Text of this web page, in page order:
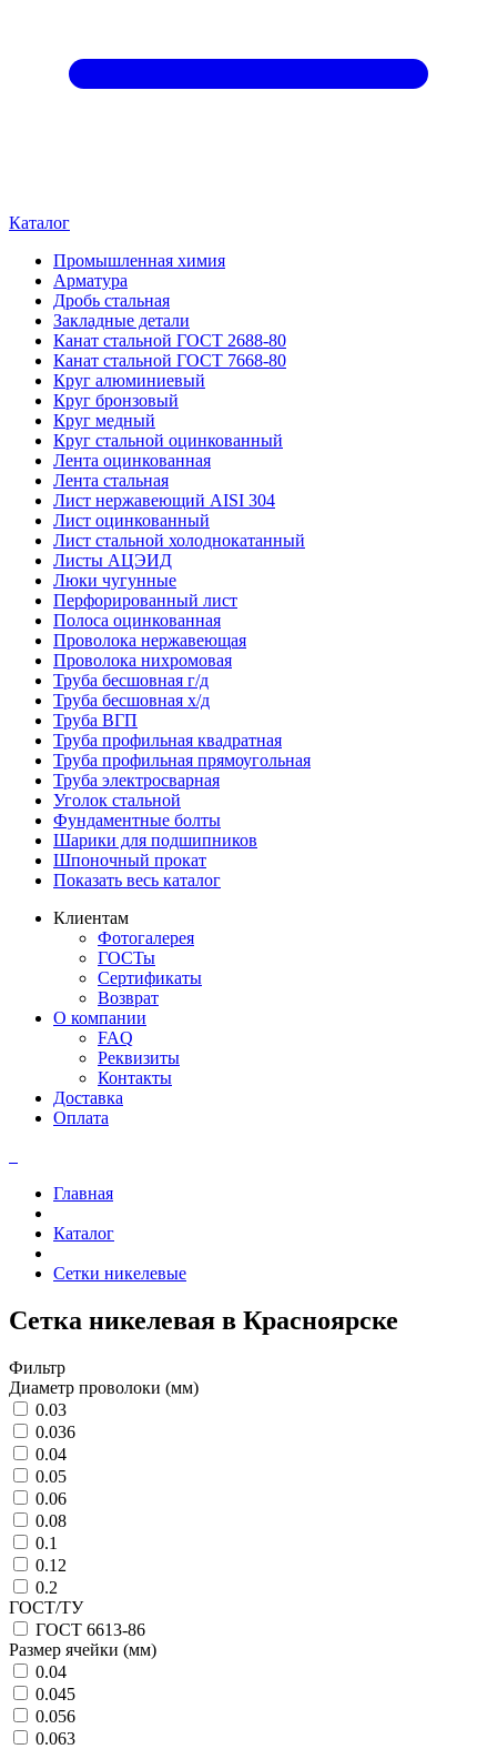
Каталог
Промышленная химия
Арматура
Дробь стальная
Закладные детали
Канат стальной ГОСТ 2688-80
Канат стальной ГОСТ 7668-80
Круг алюминиевый
Круг бронзовый
Круг медный
Круг стальной оцинкованный
Лента оцинкованная
Лента стальная
Лист нержавеющий AISI 304
Лист оцинкованный
Лист стальной холоднокатанный
Листы АЦЭИД
Люки чугунные
Перфорированный лист
Полоса оцинкованная
Проволока нержавеющая
Проволока нихромовая
Труба бесшовная г/д
Труба бесшовная х/д
Труба ВГП
Труба профильная квадратная
Труба профильная прямоугольная
Труба электросварная
Уголок стальной
Фундаментные болты
Шарики для подшипников
Шпоночный прокат
Показать весь каталог
Клиентам
Фотогалерея
ГОСТы
Сертификаты
Возврат
О компании
FAQ
Реквизиты
Контакты
Доставка
Оплата
Главная
Каталог
Сетки никелевые
Сетка никелевая в Красноярске
Фильтр
Диаметр проволоки (мм)
0.03
0.036
0.04
0.05
0.06
0.08
0.1
0.12
0.2
ГОСТ/ТУ
ГОСТ 6613-86
Размер ячейки (мм)
0.04
0.045
0.056
0.063